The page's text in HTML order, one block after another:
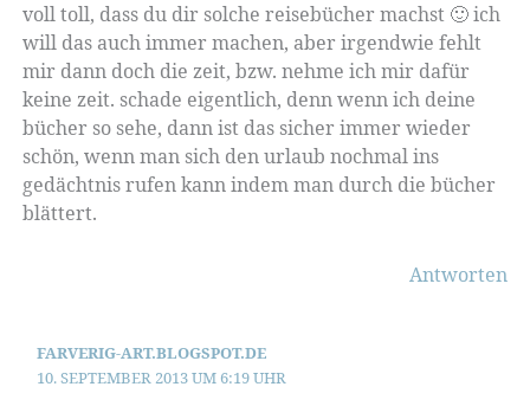
voll toll, dass du dir solche reisebücher machst 🙂 ich
will das auch immer machen, aber irgendwie fehlt
mir dann doch die zeit, bzw. nehme ich mir dafür
keine zeit. schade eigentlich, denn wenn ich deine
bücher so sehe, dann ist das sicher immer wieder
schön, wenn man sich den urlaub nochmal ins
gedächtnis rufen kann indem man durch die bücher
blättert.
Antworten
FARVERIG-ART.BLOGSPOT.DE
10. SEPTEMBER 2013 UM 6:19 UHR